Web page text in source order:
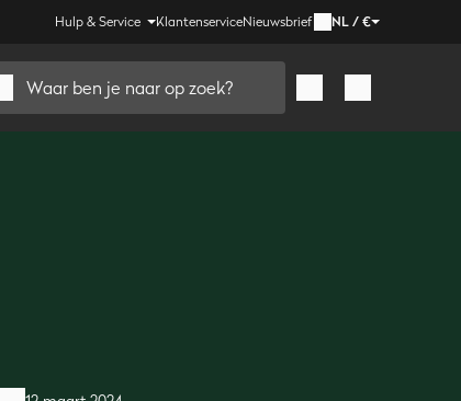
Hulp & Service KlantenserviceNieuwsbrief NL/€
Waar ben je naar op zoek?